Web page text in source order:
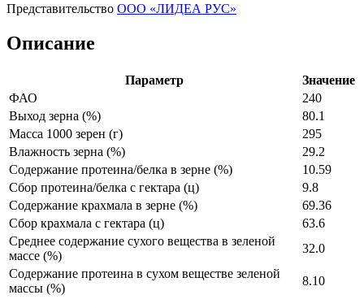
Представительство ООО «ЛИДЕА РУС»
Описание
Параметр
Значение
ФАО
240
Выход зерна (%)
80.1
Масса 1000 зерен (г)
295
Влажность зерна (%)
29.2
Содержание протеина/белка в зерне (%)
10.59
Сбор протеина/белка с гектара (ц)
9.8
Содержание крахмала в зерне (%)
69.36
Сбор крахмала с гектара (ц)
63.6
Среднее содержание сухого вещества в зеленой
массе (%)
32.0
Содержание протеина в сухом веществе зеленой
массы (%)
8.10